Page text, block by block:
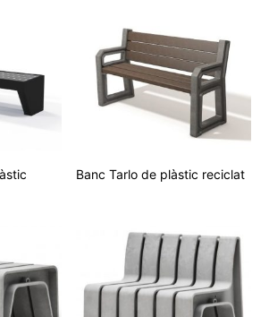
Banc Tarlo de plàstic reciclat